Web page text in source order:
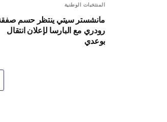
المنتخبات الوطنية
مانشستر سيتي ينتظر حسم
رودري مع البارسا لإعلان انتقال
بوعدي